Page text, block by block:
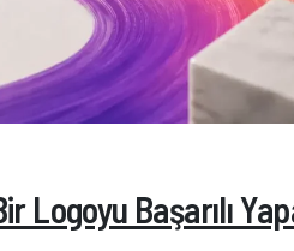
Logoyu Başarılı